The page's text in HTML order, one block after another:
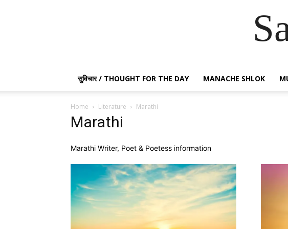
सुविचार / THOUGHT FOR THE DAY MANACHE SHLOK
Home Literature Marathi
Marathi
Marathi Writer, Poet & Poetess information